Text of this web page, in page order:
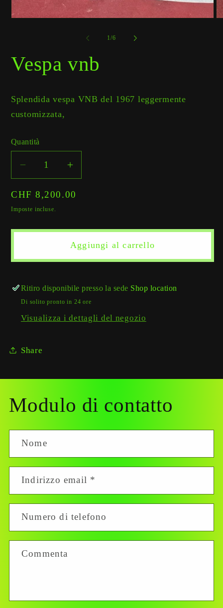
1/su
6
Vespa vnb
Splendida vespa VNB del 1967 leggermente
customizzata,
Quantità
Diminuisci
quantità
per
Vespa
Aumenta
quantità
per
Prezzo
di
CHF 8,200.00
Imposte incluse.
Aggiungi al carrello
Ritiro disponibile presso la sede Shop location
Di solito pronto in 24 ore
Visualizza i dettagli del negozio
Share
Modulo di contatto
Nome
Indirizzo email *
Numero di telefono
Commenta